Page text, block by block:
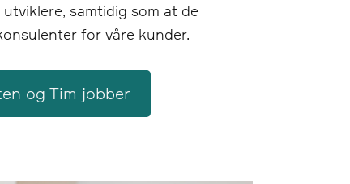
samtidig som at de
for våre kunder.
og Tim jobber